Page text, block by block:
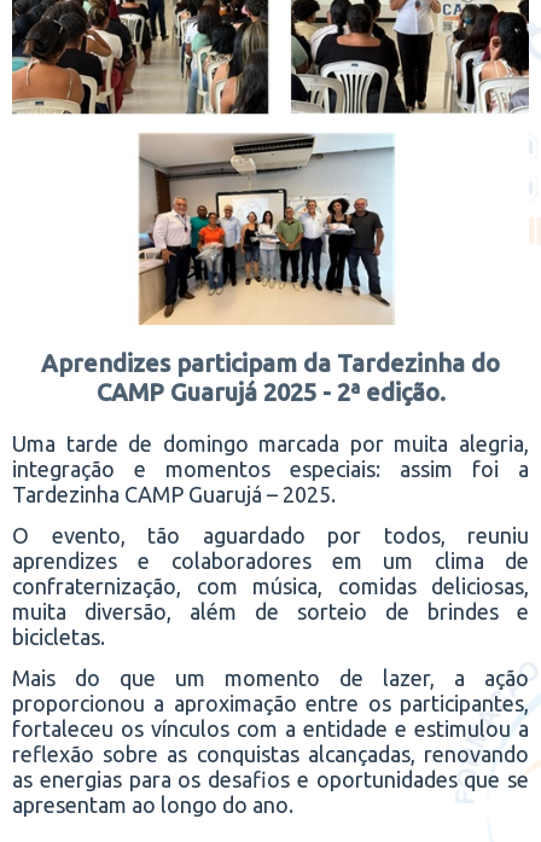
Aprendizes participam da Tardezinha do
CAMP Guarujá 2025 - 2ª edição.
Uma tarde de domingo marcada por muita alegria,
integração e momentos especiais: assim foi a
Tardezinha CAMP Guarujá – 2025.
O evento, tão aguardado por todos, reuniu
aprendizes e colaboradores em um clima de
confraternização, com música, comidas deliciosas,
muita diversão, além de sorteio de brindes e
bicicletas.
Mais do que um momento de lazer, a ação
proporcionou a aproximação entre os participantes,
fortaleceu os vínculos com a entidade e estimulou a
reflexão sobre as conquistas alcançadas, renovando
as energias para os desafios e oportunidades que se
apresentam ao longo do ano.